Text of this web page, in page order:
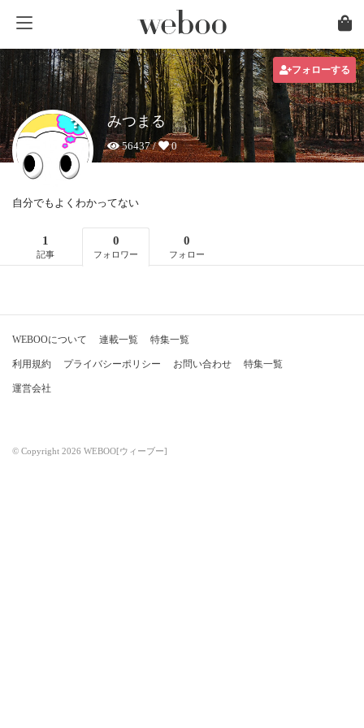
フォローする
みつまる
56437 / 0
自分でもよくわかってない
1
記事
0
フォロワー
0
フォロー
WEBOOについて 連載一覧 特集一覧
利用規約 プライバシーポリシー お問い合わせ 特集一覧
運営会社
© Copyright 2026 WEBOO[ウィーブー]